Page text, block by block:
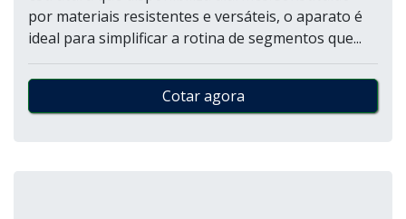
por materiais resistentes e versáteis, o aparato é
ideal para simplificar a rotina de segmentos que...
Cotar agora